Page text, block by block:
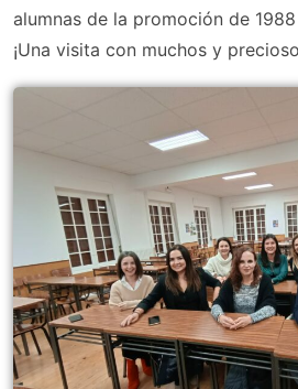
alumnas de la promoción de
¡Una visita con muchos y